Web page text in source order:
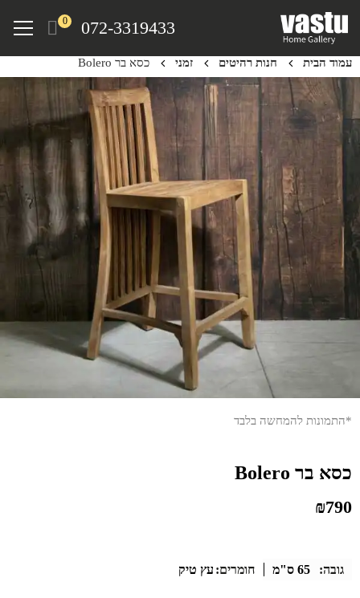
content
072-3319433
0
Menu
עמוד הבית חנות רהיטים זמני כסא בר Bolero
*התמונות להמחשה בלבד
כסא בר Bolero
₪790
גובה: 65 ס"מ חומרים: עץ טיק